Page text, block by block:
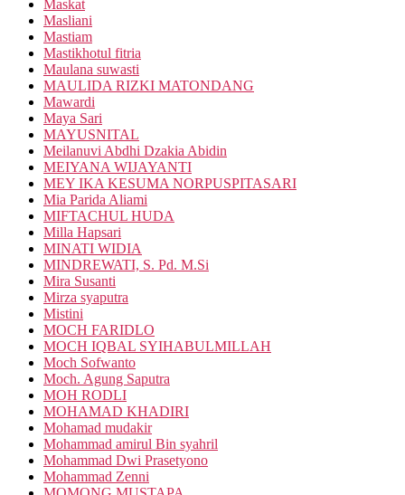
Maskat
Masliani
Mastiam
Mastikhotul fitria
Maulana suwasti
MAULIDA RIZKI MATONDANG
Mawardi
Maya Sari
MAYUSNITAL
Meilanuvi Abdhi Dzakia Abidin
MEIYANA WIJAYANTI
MEY IKA KESUMA NORPUSPITASARI
Mia Parida Aliami
MIFTACHUL HUDA
Milla Hapsari
MINATI WIDIA
MINDREWATI, S. Pd. M.Si
Mira Susanti
Mirza syaputra
Mistini
MOCH FARIDLO
MOCH IQBAL SYIHABULMILLAH
Moch Sofwanto
Moch. Agung Saputra
MOH RODLI
MOHAMAD KHADIRI
Mohamad mudakir
Mohammad amirul Bin syahril
Mohammad Dwi Prasetyono
Mohammad Zenni